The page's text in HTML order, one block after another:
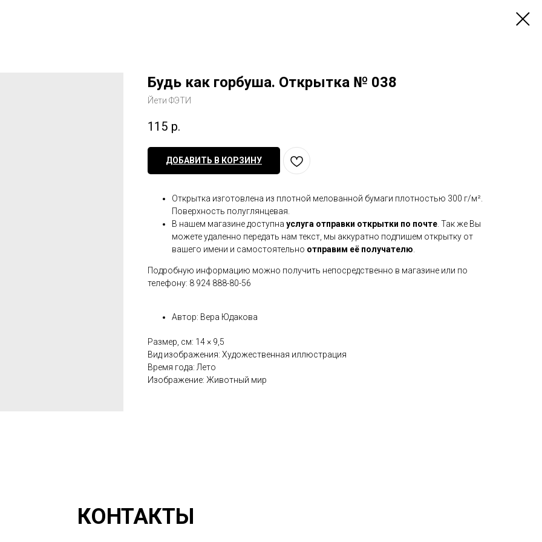
Будь как горбуша. Открытка № 038
Йети ФЭТИ
115 р.
ДОБАВИТЬ В КОРЗИНУ
Открытка изготовлена из плотной мелованной бумаги плотностью 300 г/м².
Поверхность полуглянцевая.
В нашем магазине доступна услуга отправки открытки по почте. Так же Вы
можете удаленно передать нам текст, мы аккуратно подпишем открытку от
вашего имени и самостоятельно отправим её получателю.
Подробную информацию можно получить непосредственно в магазине или по
телефону: 8 924 888-80-56
Автор: Вера Юдакова
Размер, см: 14 × 9,5
Вид изображения: Художественная иллюстрация
Время года: Лето
Изображение: Животный мир
КОНТАКТЫ